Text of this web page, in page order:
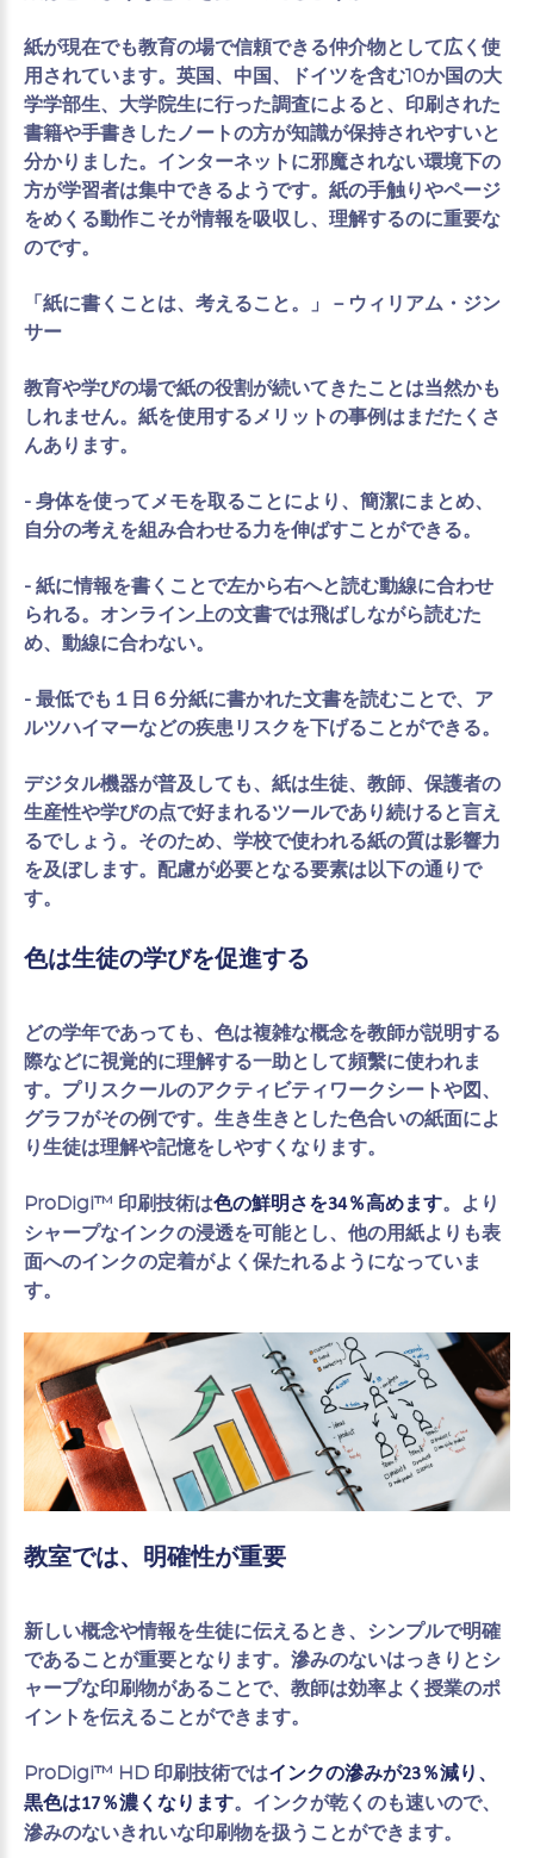
紙が現在でも教育の場で信頼できる仲介物として広く使
用されています。英国、中国、ドイツを含む10か国の大
学学部生、大学院生に行った調査によると、印刷された
書籍や手書きしたノートの方が知識が保持されやすいと
分かりました。インターネットに邪魔されない環境下の
方が学習者は集中できるようです。紙の手触りやページ
をめくる動作こそが情報を吸収し、理解するのに重要な
のです。
「紙に書くことは、考えること。」－ウィリアム・ジン
サー
教育や学びの場で紙の役割が続いてきたことは当然かも
しれません。紙を使用するメリットの事例はまだたくさ
んあります。
- 身体を使ってメモを取ることにより、簡潔にまとめ、
自分の考えを組み合わせる力を伸ばすことができる。
- 紙に情報を書くことで左から右へと読む動線に合わせ
られる。オンライン上の文書では飛ばしながら読むた
め、動線に合わない。
- 最低でも１日６分紙に書かれた文書を読むことで、ア
ルツハイマーなどの疾患リスクを下げることができる。
デジタル機器が普及しても、紙は生徒、教師、保護者の
生産性や学びの点で好まれるツールであり続けると言え
るでしょう。そのため、学校で使われる紙の質は影響力
を及ぼします。配慮が必要となる要素は以下の通りで
す。
色は生徒の学びを促進する
どの学年であっても、色は複雑な概念を教師が説明する
際などに視覚的に理解する一助として頻繫に使われま
す。プリスクールのアクティビティワークシートや図、
グラフがその例です。生き生きとした色合いの紙面によ
り生徒は理解や記憶をしやすくなります。
ProDigi™ 印刷技術は色の鮮明さを34％高めます。より
シャープなインクの浸透を可能とし、他の用紙よりも表
面へのインクの定着がよく保たれるようになっていま
す。
教室では、明確性が重要
新しい概念や情報を生徒に伝えるとき、シンプルで明確
であることが重要となります。滲みのないはっきりとシ
ャープな印刷物があることで、教師は効率よく授業のポ
イントを伝えることができます。
ProDigi™ HD 印刷技術ではインクの滲みが23％減り、
黒色は17％濃くなります。インクが乾くのも速いので、
滲みのないきれいな印刷物を扱うことができます。